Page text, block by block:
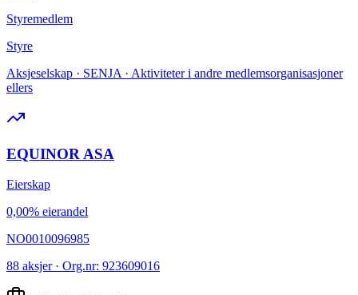
Styremedlem
Styre
Aksjeselskap · SENJA · Aktiviteter i andre medlemsorganisasjoner
ellers
EQUINOR ASA
Eierskap
0,00% eierandel
NO0010096985
88 aksjer · Org.nr: 923609016